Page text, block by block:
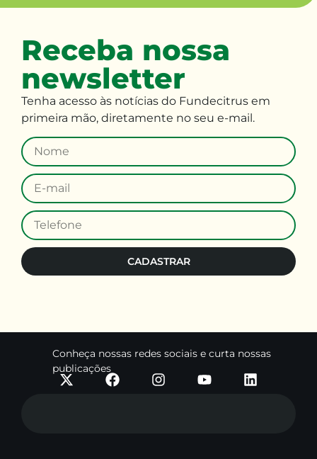
Receba nossa
newsletter
Tenha acesso às notícias do Fundecitrus em
primeira mão, diretamente no seu e-mail.
CADASTRAR
Conheça nossas redes sociais e curta nossas
publicações